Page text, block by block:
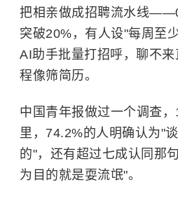
把相亲做成招聘流水线
突破20%，有人设"每周至
AI助手批量打招呼，聊不
程像筛简历。
中国青年报做过一个调查
里，74.2%的人明确认为"
的"，还有超过七成认同那
为目的就是耍流氓"。